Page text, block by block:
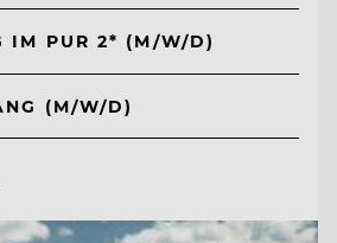
IM PUR 2* (M/W/D)
(M/W/D)